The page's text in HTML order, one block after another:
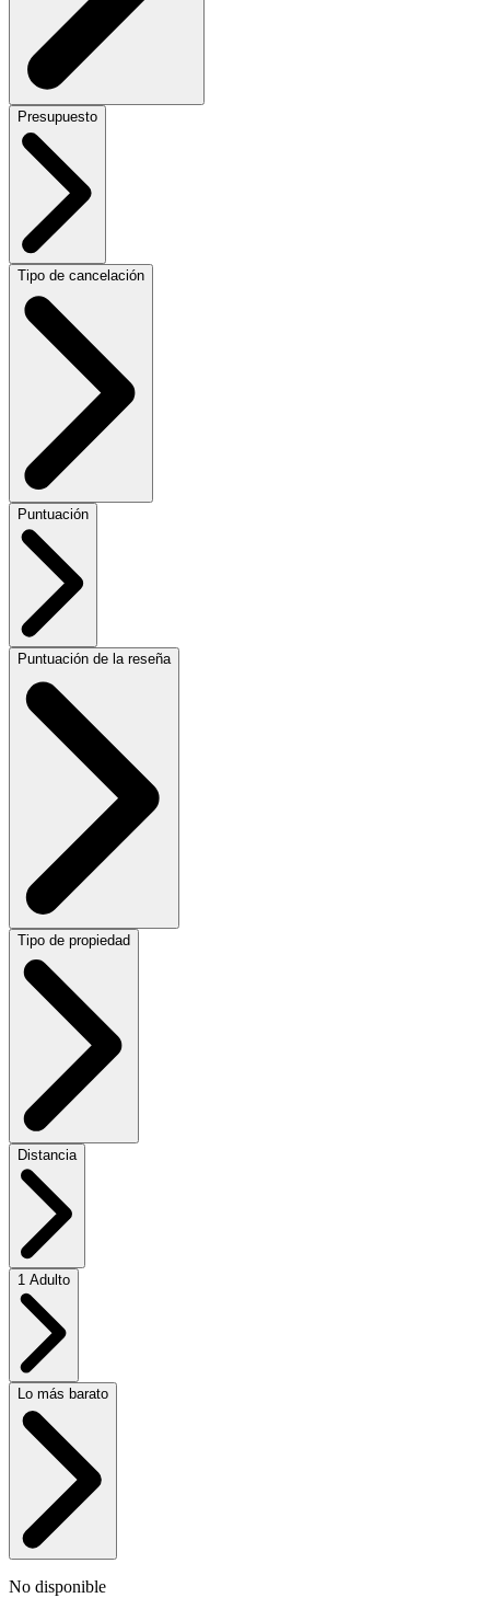
Presupuesto
Tipo de cancelación
Puntuación
Puntuación de la reseña
Tipo de propiedad
Distancia
1 Adulto
Lo más barato
No disponible